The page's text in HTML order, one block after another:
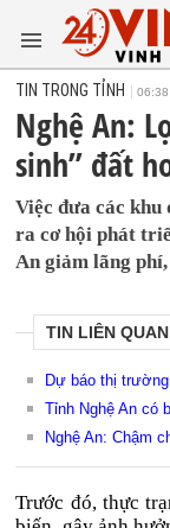
TIN TRONG TỈNH
Nghệ An:
sinh” đất
Việc đưa các
ra cơ hội phát
An giảm lãng
TIN LIÊN QUAN
Dự báo thị
Tỉnh Nghệ An có
Nghệ An: Chậm
Trước đó, thực